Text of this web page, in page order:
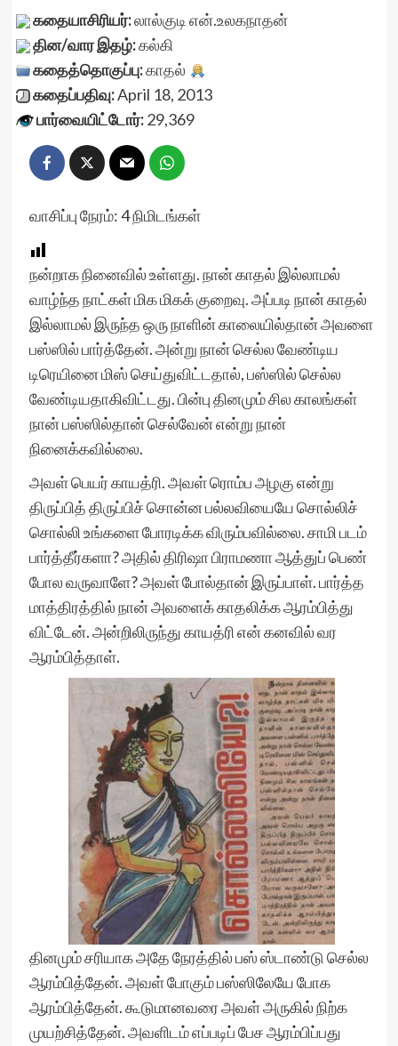
கதையாசிரியர்:லால்குடி என்.உலகநாதன்
தின/வார இதழ்:கல்கி
கதைத்தொகுப்பு:காதல்
கதைப்பதிவு:April 18, 2013
பார்வையிட்டோர்:29,369
வாசிப்பு நேரம்:4நிமிடங்கள்
நன்றாக நினைவில் உள்ளது. நான் காதல் இல்லாமல்
வாழ்ந்த நாட்கள் மிக மிகக் குறைவு. அப்படி நான் காதல்
இல்லாமல் இருந்த ஒரு நாளின் காலையில்தான் அவளை
பஸ்ஸில் பார்த்தேன். அன்று நான் செல்ல வேண்டிய
டிரெயினை மிஸ் செய்துவிட்டதால், பஸ்ஸில் செல்ல
வேண்டியதாகிவிட்டது. பின்பு தினமும் சில காலங்கள்
நான் பஸ்ஸில்தான் செல்வேன் என்று நான்
நினைக்கவில்லை.
அவள் பெயர் காயத்ரி. அவள் ரொம்ப அழகு என்று
திருப்பித் திருப்பிச் சொன்ன பல்லவியையே சொல்லிச்
சொல்லி உங்களை போரடிக்க விரும்பவில்லை. சாமி படம்
பார்த்தீர்களா? அதில் திரிஷா பிராமணா ஆத்துப் பெண்
போல வருவாளே? அவள் போல்தான் இருப்பாள். பார்த்த
மாத்திரத்தில் நான் அவளைக் காதலிக்க ஆரம்பித்து
விட்டேன். அன்றிலிருந்து காயத்ரி என் கனவில் வர
ஆரம்பித்தாள்.
தினமும் சரியாக அதே நேரத்தில் பஸ் ஸ்டாண்டு செல்ல
ஆரம்பித்தேன். அவள் போகும் பஸ்ஸிலேயே போக
ஆரம்பித்தேன். கூடுமானவரை அவள் அருகில் நிற்க
முயற்சித்தேன். அவளிடம் எப்படிப் பேச ஆரம்பிப்பது